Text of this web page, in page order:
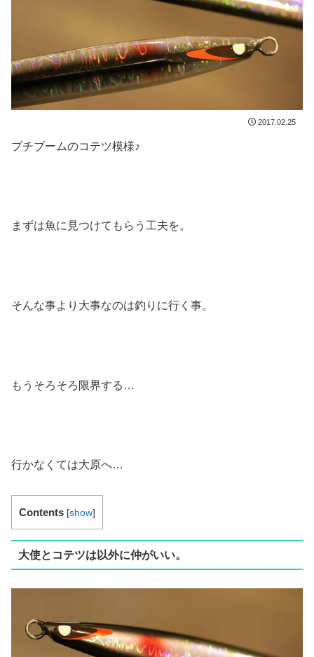
2017.02.25
プチブームのコテツ模様♪
まずは魚に見つけてもらう工夫を。
そんな事より大事なのは釣りに行く事。
もうそろそろ限界する…
行かなくては大原へ…
Contents [show]
大使とコテツは以外に仲がいい。